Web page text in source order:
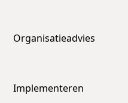
Organisatieadvies
Implementeren